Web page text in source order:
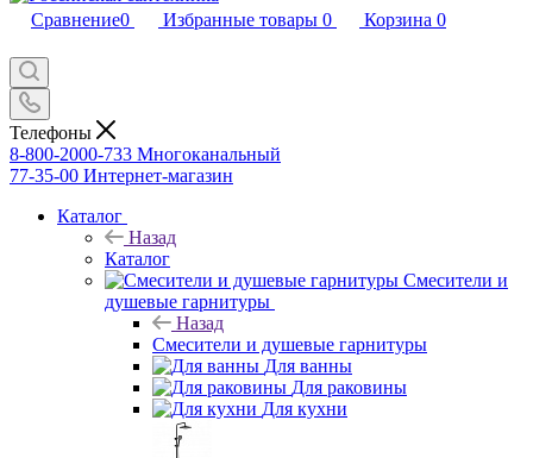
Сравнение0 Избранные товары 0 Корзина 0
Телефоны
8-800-2000-733 Многоканальный
77-35-00 Интернет-магазин
Каталог
Назад
Каталог
Смесители и
душевые гарнитуры
Назад
Смесители и душевые гарнитуры
Для ванны
Для раковины
Для кухни